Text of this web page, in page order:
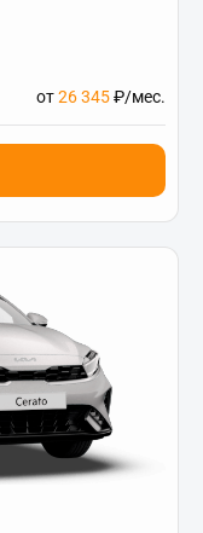
от26 345₽/мес.